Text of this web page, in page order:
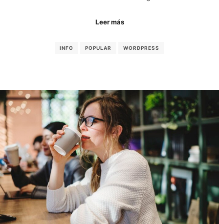
Leer más
INFO POPULAR WORDPRESS